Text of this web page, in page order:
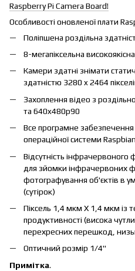
Raspberry Pi Camera Board!
Особливості оновленої плати
Поліпшена роздільна
8-мегапіксельна
Камери здатні знімати
здатністю 3280 x 2464
Захоплення відео з
та 640x480p90
Все програмне забезпечення
операційної системи
Відсутність інфрачервоного
для зйомки інфрачервоних
фотографування об'єктів в
(сутірок)
Піксель 1,4 мкм X 1,4 мкм із
продуктивності (висока
перехресних перешкод,
Оптичний розмір 1/4"
Примітка.